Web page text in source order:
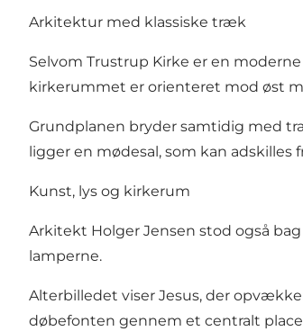
Arkitektur med klassiske træk
Selvom Trustrup Kirke er en
kirkerummet er orienteret mod øst
Grundplanen bryder samtidig med
ligger en mødesal, som kan
Kunst, lys og kirkerum
Arkitekt Holger Jensen stod også
lamperne.
Alterbilledet viser Jesus, der
døbefonten gennem et centralt